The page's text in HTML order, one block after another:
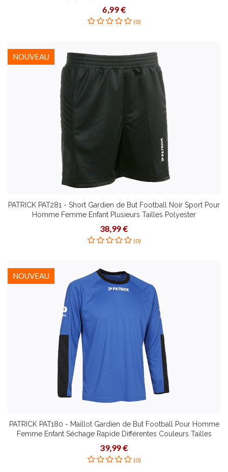
6,99 €
(0)
PATRICK PAT281 - Short Gardien de But Football Noir Sport Pour
Homme Femme Enfant Plusieurs Tailles Polyester
38,99 €
NOUVEAU
(0)
PATRICK PAT180 - Maillot Gardien de But Football Pour Homme
Femme Enfant Séchage Rapide Différentes Couleurs Tailles
Polyester
39,99 €
NOUVEAU
(0)